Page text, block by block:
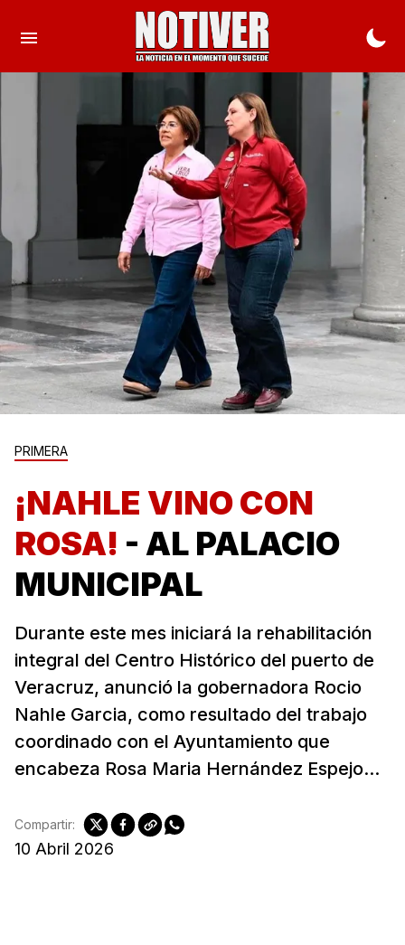
PRIMERA
¡NAHLE VINO CON
ROSA! - AL PALACIO
MUNICIPAL
Durante este mes iniciará la rehabilitación
integral del Centro Histórico del puerto de
Veracruz, anunció la gobernadora Rocio
Nahle Garcia, como resultado del trabajo
coordinado con el Ayuntamiento que
encabeza Rosa Maria Hernández Espejo...
10 Abril 2026
Compartir: